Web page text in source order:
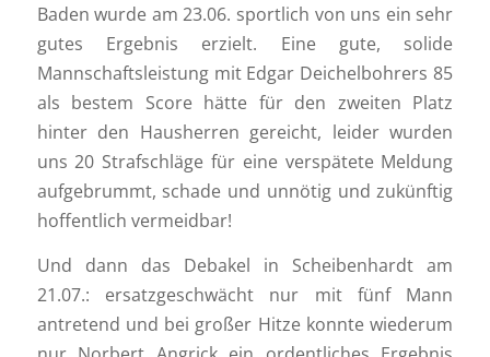
Baden wurde am 23.06. sportlich von uns ein sehr
gutes Ergebnis erzielt. Eine gute, solide
Mannschaftsleistung mit Edgar Deichelbohrers 85
als bestem Score hätte für den zweiten Platz
hinter den Hausherren gereicht, leider wurden
uns 20 Strafschläge für eine verspätete Meldung
aufgebrummt, schade und unnötig und zukünftig
hoffentlich vermeidbar!
Und dann das Debakel in Scheibenhardt am
21.07.: ersatzgeschwächt nur mit fünf Mann
antretend und bei großer Hitze konnte wiederum